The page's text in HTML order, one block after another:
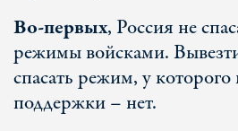
Во-первых, Россия не
режимы войсками.
спасать режим, у которого
поддержки – нет.